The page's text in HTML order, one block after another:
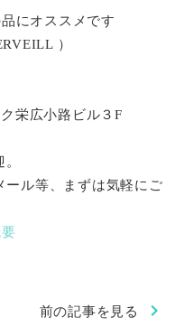
にオススメです
）
栄広小路ビル３F
ル等、まずは気軽にご
前の記事を見る chevron_right